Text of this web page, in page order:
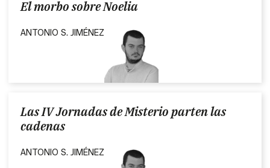
El morbo sobre Noelia
ANTONIO S. JIMÉNEZ
Las IV Jornadas de Misterio parten las
cadenas
ANTONIO S. JIMÉNEZ